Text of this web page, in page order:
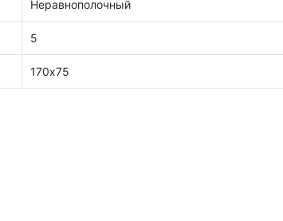
Неравнополочный
5
170х75